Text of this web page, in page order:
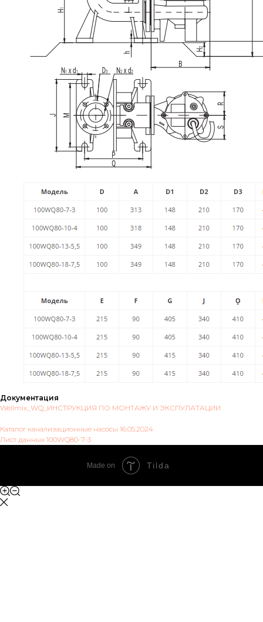
Документация
Wellmix_WQ_ИНСТРУКЦИЯ ПО МОНТАЖУ И ЭКСПУЛАТАЦИИ
Каталог канализационные насосы 16.05.2024
Лист данных 100WQ80-7-3
Made on Tilda